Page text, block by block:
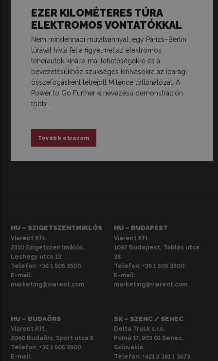
EZER KILOMÉTERES TÚRA
ELEKTROMOS VONTATÓKKAL
Nem mindennapi mutatvánnyal, egy Párizs–Berlin
túrával hívta fel a figyelmet az elektromos
teherautók kínálta mai lehetőségekre és a
bevezetésükhöz szükséges kihívásokra az iparági
összefogásként létrejött Milence töltőhálózat. A
Power to Go Further elnevezésű demonstráción
több…
Tovább olvasom
HU – SZIGETSZENTMIKLÓS
Viarent Kft.
2310 Szigetszentmiklós,
Leshegy utca 13.
Telefon: +36 1 505 3500
E-mail:
marketing@viarent.com
HU – BUDAPEST
Viarent Kft.
1097 Budapest, Táblás utca
38.
Telefon: +36 1 505 3500
E-mail:
marketing@viarent.com
HU – BUDAÖRS
Viarent Kft.
2040 Budaörs, Sport utca 6.
Telefon: +36 1 505 3500
E-mail:
SK – SZENC / SENEC
Delta Truck s.r.o.
Poľná 17, 903 01 Senec,
Szlovákia
Telefon: +421 2 381 1 3673